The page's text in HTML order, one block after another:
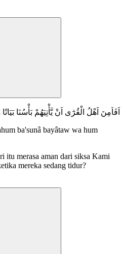
اَفَاَمِنَ اَهْلُ الْقُرٰٓى اَنْ يَّأْتِيَهُمْ بَأْسُنَا
ba'sunâ bayâtaw wa hum
itu merasa aman dari siksa Kami
mereka sedang tidur?